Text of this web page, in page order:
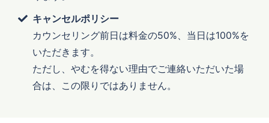
キャンセルポリシー
カウンセリング前日は料金の50%、当日は100%を
いただきます。
ただし、やむを得ない理由でご連絡いただいた場
合は、この限りではありません。